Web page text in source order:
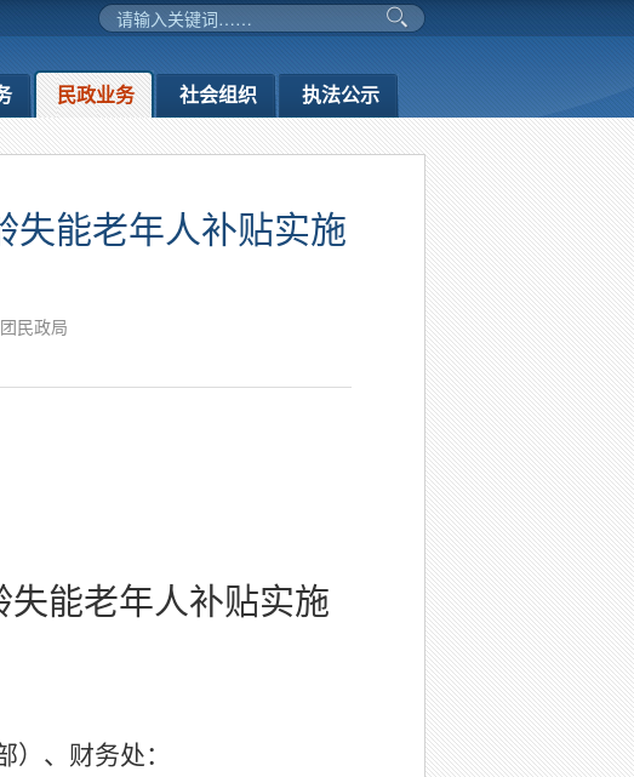
民政业务 社会组织 执法公示
失能老年人补贴实施
民政局
能老年人补贴实施
、财务处：